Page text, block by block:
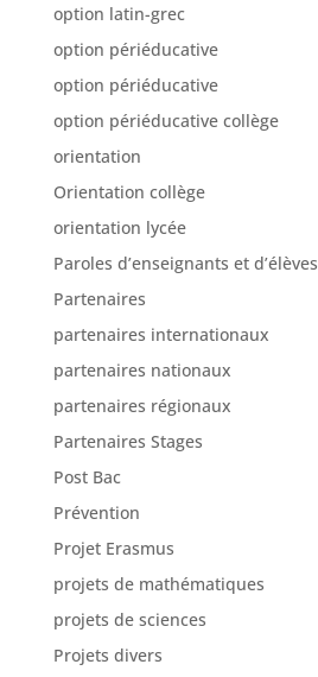
option latin-grec
option périéducative
option périéducative
option périéducative collège
orientation
Orientation collège
orientation lycée
Paroles d’enseignants et d’élèves
Partenaires
partenaires internationaux
partenaires nationaux
partenaires régionaux
Partenaires Stages
Post Bac
Prévention
Projet Erasmus
projets de mathématiques
projets de sciences
Projets divers